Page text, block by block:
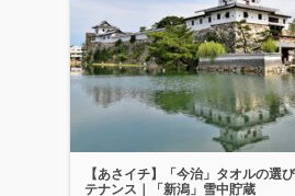
【あさイチ】「今治」タオルの選
テナンス｜「新潟」雪中貯蔵